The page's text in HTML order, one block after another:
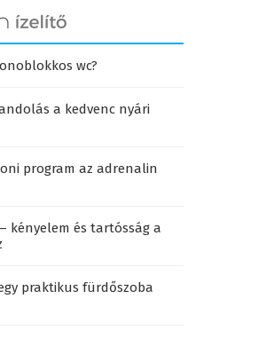
wc?
a kedvenc nyári
program az adrenalin
kényelem és tartósság a
praktikus fürdőszoba